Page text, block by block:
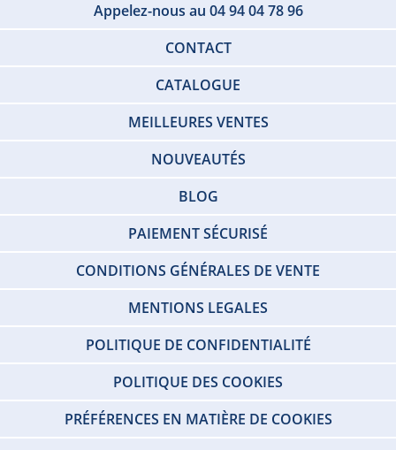
Appelez-nous au 04 94 04 78 96
CONTACT
CATALOGUE
MEILLEURES VENTES
NOUVEAUTÉS
BLOG
PAIEMENT SÉCURISÉ
CONDITIONS GÉNÉRALES DE VENTE
MENTIONS LEGALES
POLITIQUE DE CONFIDENTIALITÉ
POLITIQUE DES COOKIES
PRÉFÉRENCES EN MATIÈRE DE COOKIES